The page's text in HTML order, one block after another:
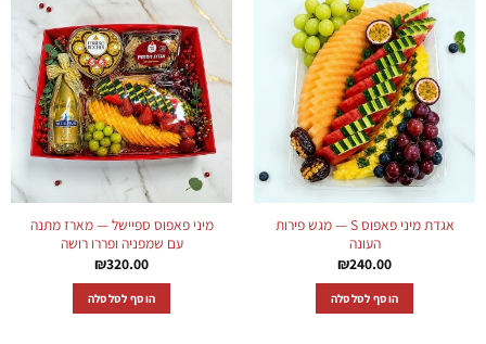
אגדת מיני פאפוס S — מגש פירות
העונה
₪240.00
הוסף לסלסלה
מיני פאפוס ספיישל — מארז מתנה
עם שמפניה ופררו רושה
₪320.00
הוסף לסלסלה